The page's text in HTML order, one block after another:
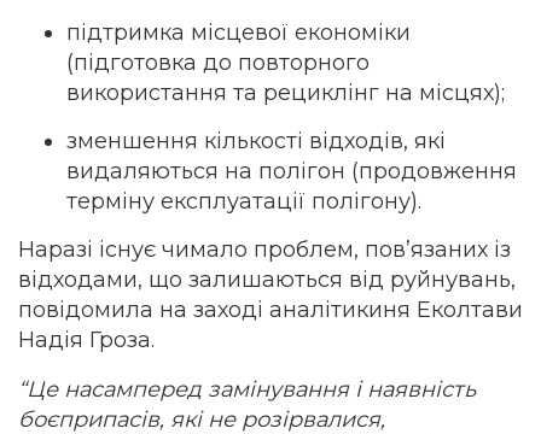
підтримка місцевої економіки
(підготовка до повторного
використання та рециклінг на місцях);
зменшення кількості відходів, які
видаляються на полігон (продовження
терміну експлуатації полігону).
Наразі існує чимало проблем, пов’язаних із
відходами, що залишаються від руйнувань,
повідомила на заході аналітикиня Еколтави
Надія Гроза.
“Це насамперед замінування і наявність
боєприпасів, які не розірвалися,